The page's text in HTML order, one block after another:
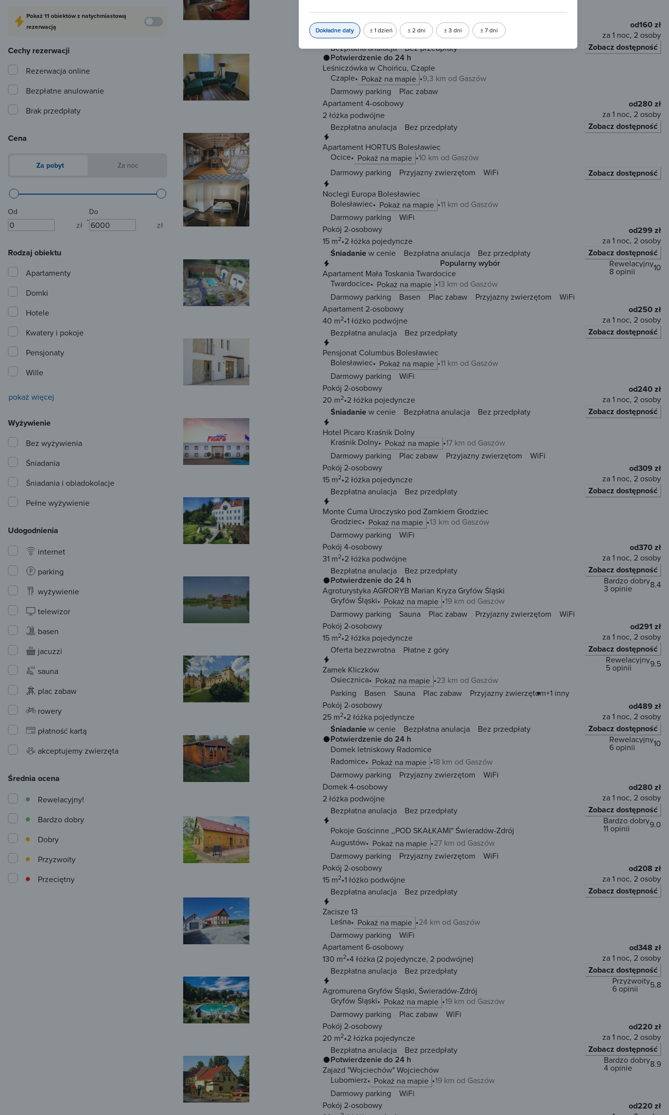
Dokładne daty ± 1 dzień ± 2 dni ± 3 dni ± 7 dni
Darmowy parking Przyjazny zwierzętom
WiFi
Pokój 2-osobowy
12 m2 2 łóżkapojedyncze
Bezpłatna anulacja
Bez przedpłaty
od160 zł
za 1 noc, 2 osoby
Zobacz dostępność
Potwierdzenie do 24 h
Leśniczówka w Choińcu, Czaple
Czaple
Pokaż na mapie
9,3 km od Gaszów
Darmowy parking
Plac zabaw
Apartament 4-osobowy
2 łóżka podwójne
Bezpłatna anulacja
Bez przedpłaty
od280 zł
za 1 noc, 2 osoby
Zobacz dostępność
Apartament HORTUS Bolesławiec
Ocice
Pokaż na mapie
10 km od Gaszów
Darmowy parking
Przyjazny zwierzętom WiFi
Zobacz dostępność
Noclegi Europa Bolesławiec
Bolesławiec
Pokaż na mapie
11 km od Gaszów
Darmowy parking
WiFi
Pokój 2-osobowy
15 m2 2 łóżka pojedyncze
Śniadaniew cenie Bezpłatna anulacja Bez przedpłaty
od299 zł
za 1 noc, 2 osoby
Zobacz dostępność
Popularny wybór
Apartament Mała Toskania Twardocice
Twardocice
Pokaż na mapie 13 km od Gaszów
10
Rewelacyjny
8 opinii
Darmowy parking Basen Plac zabaw Przyjazny zwierzętom
WiFi
Apartament 2-osobowy
40 m2 1 łóżko podwójne
Bezpłatna anulacja
Bez przedpłaty
od250 zł
za 1 noc, 2 osoby
Zobacz dostępność
Pensjonat Columbus Bolesławiec
Bolesławiec
Pokaż na mapie
11 km od Gaszów
Darmowy parking
WiFi
Pokój 2-osobowy
20 m2 2 łóżka pojedyncze
Śniadaniew cenie Bezpłatna anulacja Bez przedpłaty
od240 zł
za 1 noc, 2 osoby
Zobacz dostępność
Hotel Picaro Kraśnik Dolny
Kraśnik Dolny
Pokaż na mapie
17 km od Gaszów
Darmowy parking
Plac zabaw Przyjazny zwierzętom
WiFi
Pokój 2-osobowy
15 m2 2 łóżka pojedyncze
Bezpłatna anulacja
Bez przedpłaty
od309 zł
za 1 noc, 2 osoby
Zobacz dostępność
Monte Cuma Uroczysko pod Zamkiem Grodziec
Grodziec
Pokaż na mapie
13 km od Gaszów
Darmowy parking
WiFi
Pokój 4-osobowy
31 m2 2 łóżka podwójne
Bezpłatna anulacja
Bez przedpłaty
od370 zł
za 1 noc, 2 osoby
Zobacz dostępność
Potwierdzenie do 24 h
Agroturystyka AGRORYB Marian Kryza Gryfów Śląski
Gryfów Śląski
Pokaż na mapie 19 km od Gaszów
8.4
Bardzo dobry
3 opinie
Darmowy parking Sauna Plac zabaw Przyjazny zwierzętom
WiFi
Pokój 2-osobowy
15 m2 2 łóżka pojedyncze
Oferta bezzwrotna
Płatne z góry
od291 zł
za 1 noc, 2 osoby
Zobacz dostępność
Zamek Kliczków
Osiecznica
Pokaż na mapie 23 km od Gaszów
9.5
Rewelacyjny
5 opinii
Parking Basen Sauna Plac zabaw Przyjazny zwierzętom+1 inny
Pokój 2-osobowy
25 m2 2 łóżka pojedyncze
Śniadaniew cenie Bezpłatna anulacja Bez przedpłaty
od489 zł
za 1 noc, 2 osoby
Zobacz dostępność
Potwierdzenie do 24 h
Domek letniskowy Radomice
Radomice
Pokaż na mapie 18 km od Gaszów
10
Rewelacyjny
6 opinii
Darmowy parking Przyjazny zwierzętom
WiFi
Domek 4-osobowy
2 łóżka podwójne
Bezpłatna anulacja
Bez przedpłaty
od280 zł
za 1 noc, 2 osoby
Zobacz dostępność
Pokoje Gościnne ,,POD SKAŁKAMI" Świeradów-Zdrój
Augustów
Pokaż na mapie 27 km od Gaszów
9.0
Bardzo dobry
11 opinii
Darmowy parking Przyjazny zwierzętom
WiFi
Pokój 2-osobowy
15 m2 1 łóżko podwójne
Bezpłatna anulacja
Bez przedpłaty
od208 zł
za 1 noc, 2 osoby
Zobacz dostępność
Zacisze 13
Leśna
Pokaż na mapie
24 km od Gaszów
Darmowy parking
WiFi
Apartament 6-osobowy
130 m2 4 łóżka(2 pojedyncze, 2 podwójne)
Bezpłatna anulacja
Bez przedpłaty
od348 zł
za 1 noc, 2 osoby
Zobacz dostępność
Agromurena Gryfów Śląski, Świeradów-Zdrój
Gryfów Śląski
Pokaż na mapie 19 km od Gaszów
5.8
Przyzwoity
6 opinii
Darmowy parking Plac zabaw
WiFi
Pokój 2-osobowy
20 m2 2 łóżka pojedyncze
Bezpłatna anulacja
Bez przedpłaty
od220 zł
za 1 noc, 2 osoby
Zobacz dostępność
Potwierdzenie do 24 h
Zajazd "Wojciechów" Wojciechów
Lubomierz
Pokaż na mapie 19 km od Gaszów
8.9
Bardzo dobry
4 opinie
Darmowy parking
WiFi
Pokój 2-osobowy
od220 zł
Pokaż11 obiektówz natychmiastową
rezerwacją
Cechy rezerwacji
Rezerwacja online
Bezpłatne anulowanie
Brak przedpłaty
Cena
Za pobyt Za noc
Od
zł
-
Do
zł
Rodzaj obiektu
Apartamenty
Domki
Hotele
Kwatery i pokoje
Pensjonaty
Wille
pokaż więcej
Wyżywienie
Bez wyżywienia
Śniadania
Śniadania i obiadokolacje
Pełne wyżywienie
Udogodnienia
internet
parking
wyżywienie
telewizor
basen
jacuzzi
sauna
plac zabaw
rowery
płatność kartą
akceptujemy zwierzęta
Średnia ocena
Przeciętny
Przyzwoity
Dobry
Bardzo dobry
Rewelacyjny!